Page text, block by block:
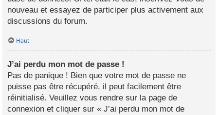
nouveau et essayez de participer plus activement aux
discussions du forum.
Haut
J’ai perdu mon mot de passe !
Pas de panique ! Bien que votre mot de passe ne
puisse pas être récupéré, il peut facilement être
réinitialisé. Veuillez vous rendre sur la page de
connexion et cliquer sur « J’ai perdu mon mot de